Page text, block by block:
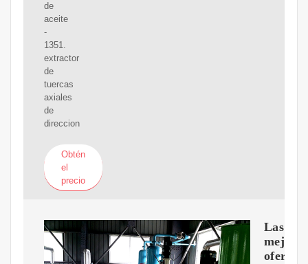
de
aceite
-
1351.
extractor
de
tuercas
axiales
de
direccion
Obtén
el
precio
Las
mejores
ofertas